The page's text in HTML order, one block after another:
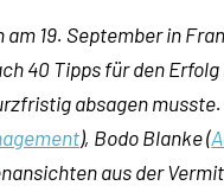
19. September in
40 Tipps für den
absagen
), Bodo Blanke (
aus der